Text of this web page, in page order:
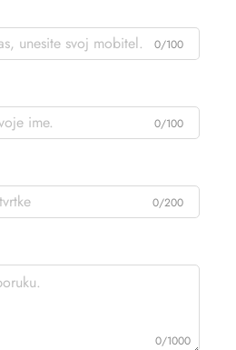
0/100
0/100
0/200
0/1000